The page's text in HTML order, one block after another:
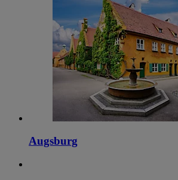
Augsburg